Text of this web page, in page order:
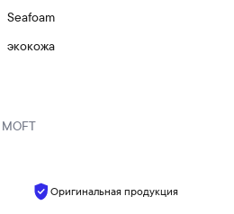
Seafoam
экокожа
MOFT
Оригинальная продукция